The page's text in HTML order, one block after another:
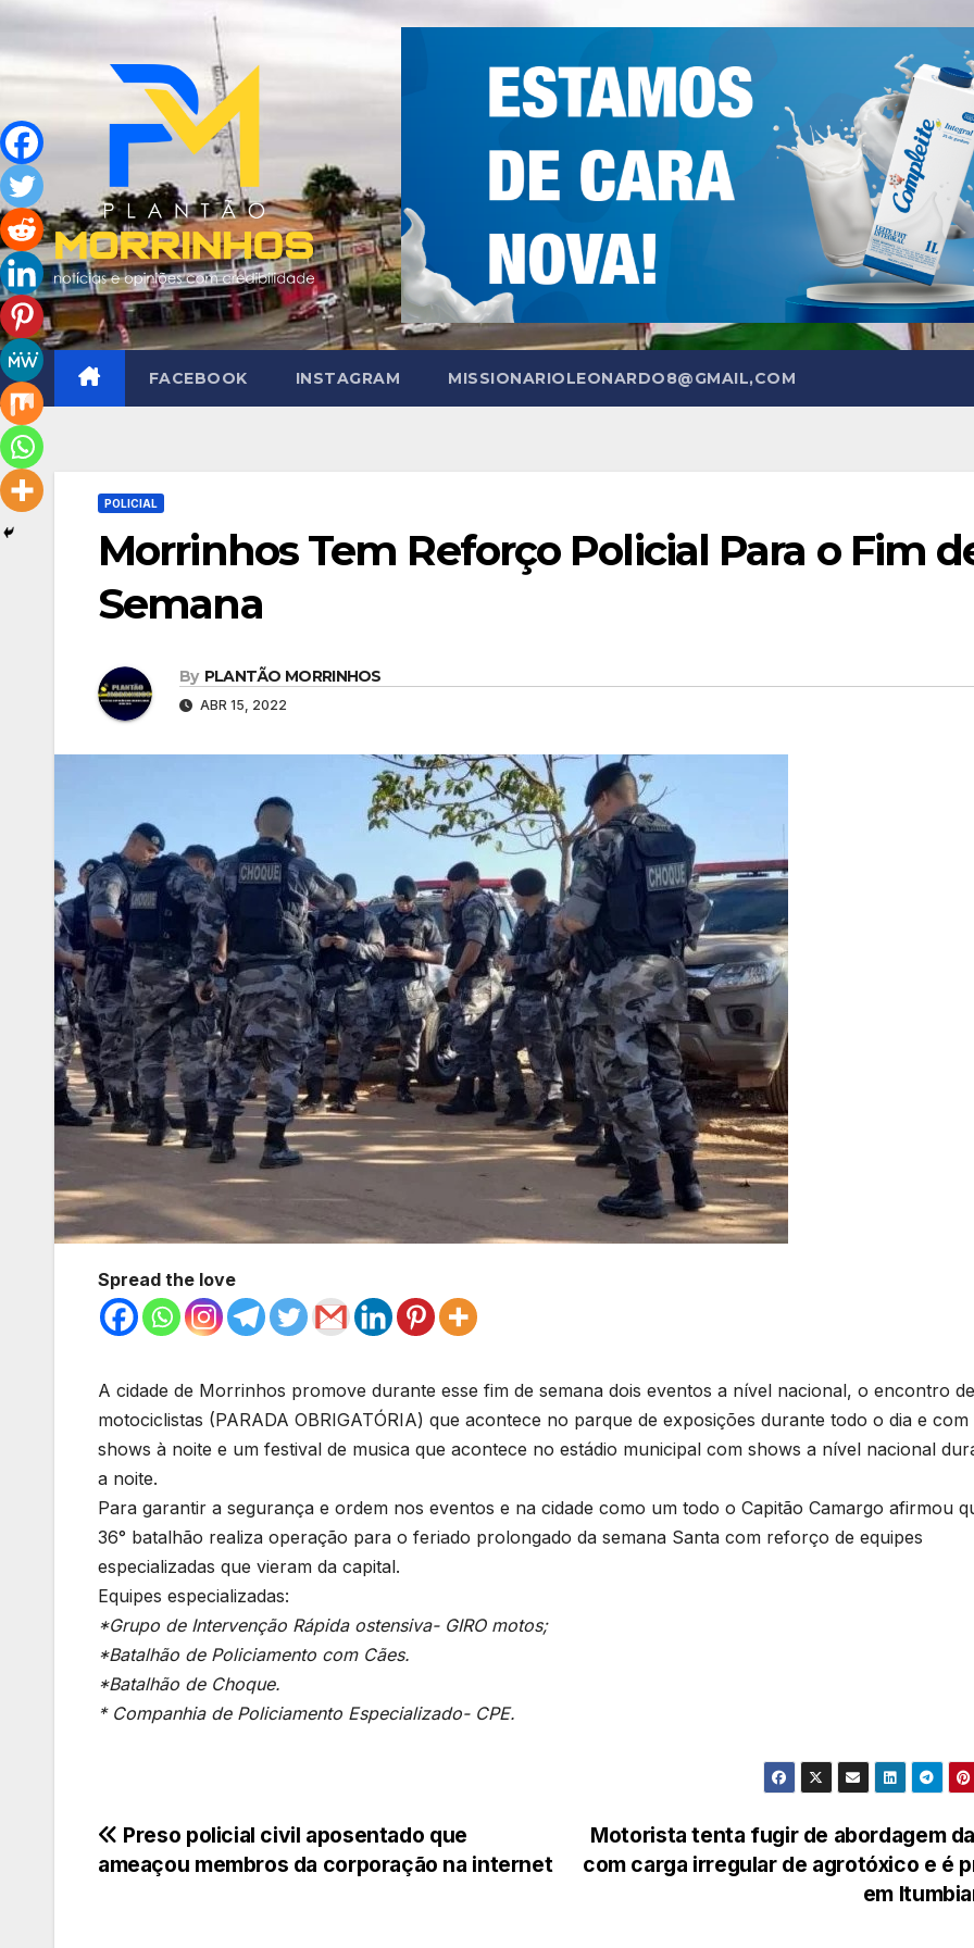
Skip
to
content
FACEBOOK INSTAGRAM MISSIONARIOLEONARDO8@GMAIL,COM
POLICIAL
Morrinhos Tem Reforço Policial Para o Fim
Semana
By PLANTÃO MORRINHOS
ABR 15, 2022
Spread the love
A cidade de Morrinhos promove durante esse fim de semana dois eventos a nível nacional, o encontro de
motociclistas (PARADA OBRIGATÓRIA) que acontece no parque de exposições durante todo o dia e com
shows à noite e um festival de musica que acontece no estádio municipal com shows a nível nacional
a noite.
Para garantir a segurança e ordem nos eventos e na cidade como um todo o Capitão Camargo afirmou
36° batalhão realiza operação para o feriado prolongado da semana Santa com reforço de equipes
especializadas que vieram da capital.
Equipes especializadas:
*Grupo de Intervenção Rápida ostensiva- GIRO motos;
*Batalhão de Policiamento com Cães.
*Batalhão de Choque.
* Companhia de Policiamento Especializado- CPE.
Navegação
Motorista tenta fugir de abordagem da
com carga irregular de agrotóxico e é
em
Preso policial civil aposentado que
ameaçou membros da corporação na internet